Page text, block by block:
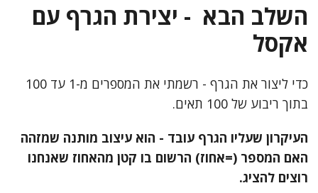
השלב הבא - יצירת הגרף עם
אקסל
כדי ליצור את הגרף - רשמתי את המספרים מ-1 עד 100
בתוך ריבוע של 100 תאים.
העיקרון שעליו הגרף עובד - הוא עיצוב מותנה שמזהה
האם המספר (=אחוז) הרשום בו קטן מהאחוז שאנחנו
רוצים להציג.